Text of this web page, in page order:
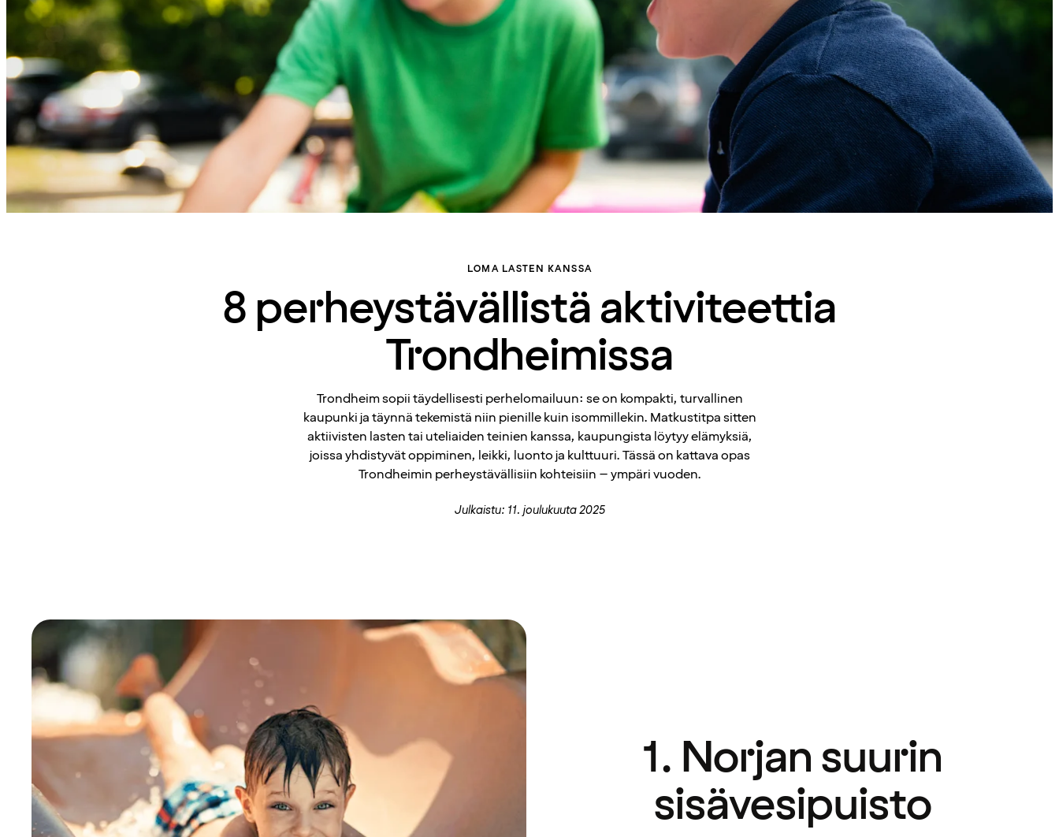
LOMA LASTEN KANSSA
8 perheystävällistä aktiviteettia
Trondheimissa
Trondheim sopii täydellisesti perhelomailuun: se on kompakti, turvallinen
kaupunki ja täynnä tekemistä niin pienille kuin isommillekin. Matkustitpa sitten
aktiivisten lasten tai uteliaiden teinien kanssa, kaupungista löytyy elämyksiä,
joissa yhdistyvät oppiminen, leikki, luonto ja kulttuuri. Tässä on kattava opas
Trondheimin perheystävällisiin kohteisiin – ympäri vuoden.
Julkaistu: 11. joulukuuta 2025
1. Norjan suurin
sisävesipuisto